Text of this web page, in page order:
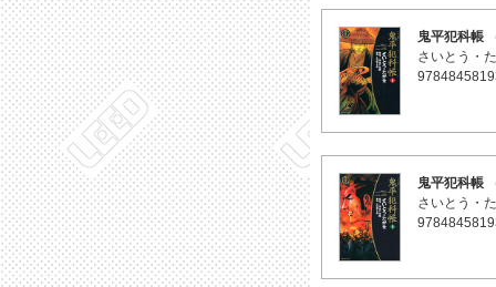
鬼平犯科帳
さいとう・
鬼平犯科帳
さいとう・